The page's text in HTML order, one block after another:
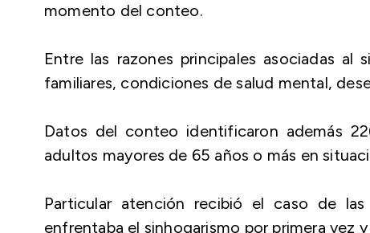
momento del conteo.
Entre las razones principales asociadas al
familiares, condiciones de salud mental,
Datos del conteo identificaron además
adultos mayores de 65 años o más en
Particular atención recibió el caso de
enfrentaba el sinhogarismo por primera vez